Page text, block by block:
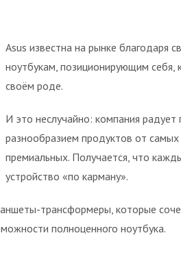
Asus известна на рынке благодаря
ноутбукам, позиционирующим себя,
своём роде.
И это неслучайно: компания радует
разнообразием продуктов от
премиальных. Получается, что
устройство «по карману».
трансформеры, которые
полноценного ноутбука.